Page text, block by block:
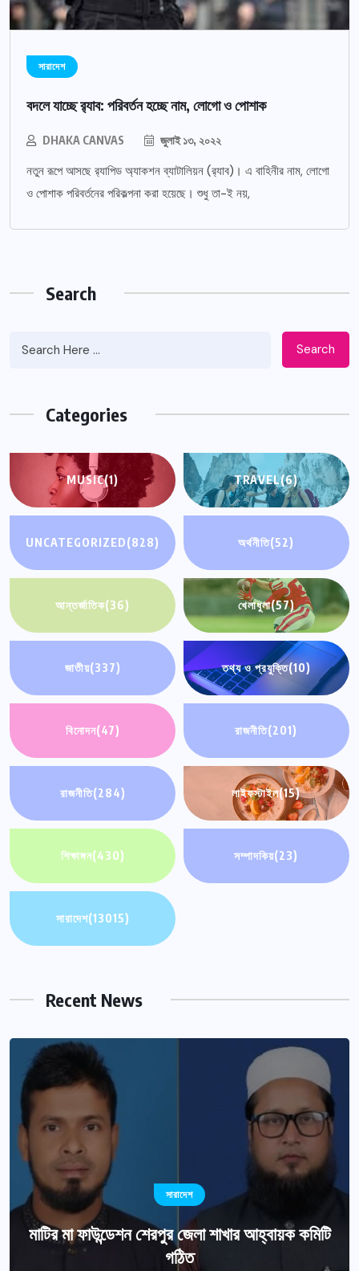
সারাদেশ
বদলে যাচ্ছে র‌্যাব: পরিবর্তন হচ্ছে নাম, লোগো ও পোশাক
DHAKA CANVAS জুলাই ১৩, ২০২২
নতুন রূপে আসছে র‌্যাপিড অ্যাকশন ব্যাটালিয়ন (র‌্যাব)। এ বাহিনীর নাম, লোগো
ও পোশাক পরিবর্তনের পরিকল্পনা করা হয়েছে। শুধু তা-ই নয়,
Search
Search
Categories
MUSIC(1) TRAVEL(6)
UNCATEGORIZED(828) অর্থনীতি(52)
আন্তর্জাতিক(36) খেলাধুলা(57)
জাতীয়(337) তথ্য ও প্রযুক্তি(10)
বিনোদন(47) রাজনীতি(201)
রাজনীতি(284) লাইফস্টাইল(15)
শিক্ষাঙ্গন(430) সম্পাদকিয়(23)
সারাদেশ(13015)
Recent News
সারাদেশ
মাটির মা ফাউন্ডেশন শেরপুর জেলা শাখার আহ্বায়ক কমিটি
গঠিত